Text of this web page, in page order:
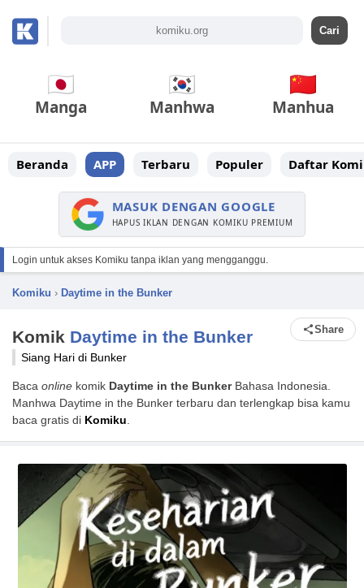
Manga Manhwa Manhua
Beranda APP Terbaru Populer Daftar
MASUK DENGAN GOOGLE
HAPUS IKLAN DENGAN KOMIKU PREMIUM
Login untuk akses Komiku tanpa iklan yang mengganggu.
Komiku › Daytime in the Bunker
Komik Daytime in the Bunker Share
Siang Hari di Bunker
Baca online komik Daytime in the BunkerBahasa Indonesia.
Manhwa Daytime in the Bunker terbaru dan terlengkap bisa kamu
baca gratis di Komiku